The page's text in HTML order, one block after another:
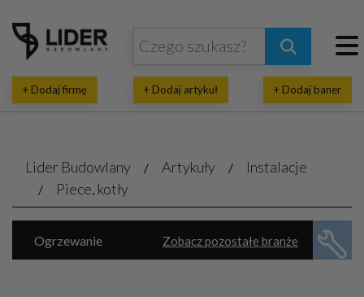
+ Dodaj firmę + Dodaj artykuł + Dodaj baner
Lider Budowlany Artykuły
Instalacje
Piece, kotły
Zobacz pozostałe branże
Ogrzewanie